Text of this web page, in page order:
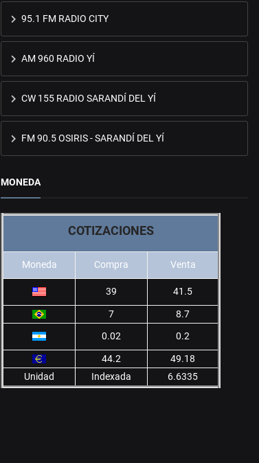
95.1 FM RADIO CITY
AM 960 RADIO YÍ
CW 155 RADIO SARANDÍ DEL YÍ
FM 90.5 OSIRIS - SARANDÍ DEL YÍ
MONEDA
COTIZACIONES
Moneda Compra Venta
39 41.5
7
8.7
0.02
0.2
44.2
49.18
Unidad
Indexada 6.6335